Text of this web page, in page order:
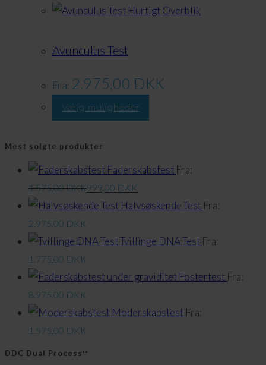
flere
vælges
på
Hurtigt Overblik
Avunculus Test
Fra: 2.975,00 DKK
Vælg muligheder
produkt
varianter.
kan
på
Mest solgte produkter
Faderskabstest Fra:
1.575,00DKK999,00 DKK
Halvsøskende Test Fra:
2.975,00 DKK
Tvillinge DNA Test Fra:
1.775,00 DKK
Fostertest Fra:
8.975,00 DKK
Moderskabstest Fra:
1.575,00 DKK
DDC Dual Process™